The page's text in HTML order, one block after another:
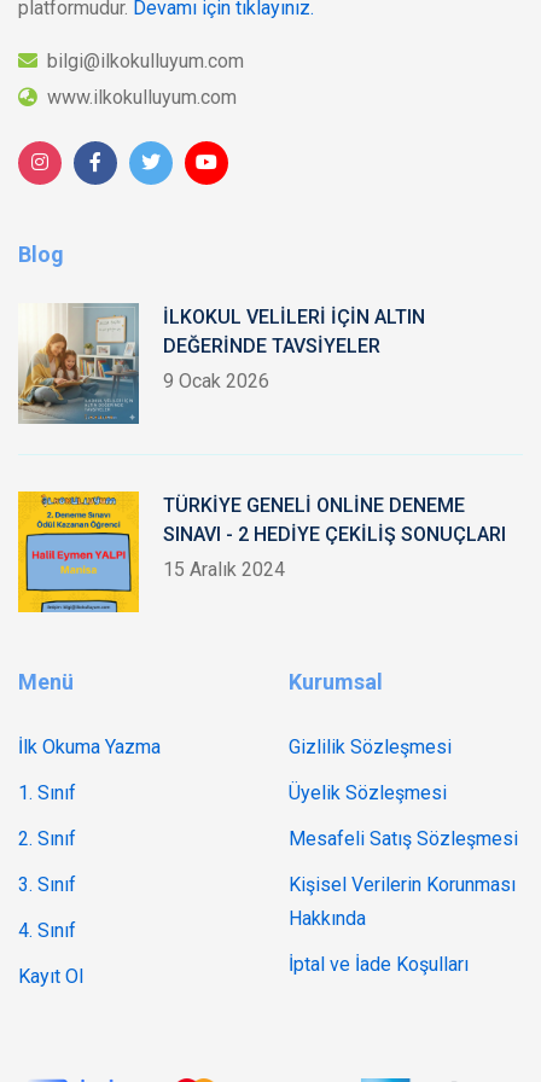
platformudur. Devamı için tıklayınız.
bilgi@ilkokulluyum.com
www.ilkokulluyum.com
Blog
İLKOKUL VELİLERİ İÇİN ALTIN
DEĞERİNDE TAVSİYELER
9 Ocak 2026
TÜRKİYE GENELİ ONLİNE DENEME
SINAVI - 2 HEDİYE ÇEKİLİŞ SONUÇLARI
15 Aralık 2024
Menü
İlk Okuma Yazma
1. Sınıf
2. Sınıf
3. Sınıf
4. Sınıf
Kayıt Ol
Kurumsal
Gizlilik Sözleşmesi
Üyelik Sözleşmesi
Mesafeli Satış Sözleşmesi
Kişisel Verilerin Korunması
Hakkında
İptal ve İade Koşulları